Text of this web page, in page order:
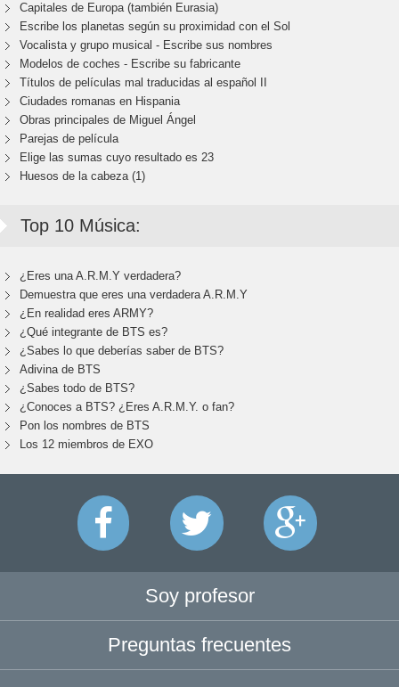
Capitales de Europa (también Eurasia)
Escribe los planetas según su proximidad con el Sol
Vocalista y grupo musical - Escribe sus nombres
Modelos de coches - Escribe su fabricante
Títulos de películas mal traducidas al español II
Ciudades romanas en Hispania
Obras principales de Miguel Ángel
Parejas de película
Elige las sumas cuyo resultado es 23
Huesos de la cabeza (1)
Top 10 Música:
¿Eres una A.R.M.Y verdadera?
Demuestra que eres una verdadera A.R.M.Y
¿En realidad eres ARMY?
¿Qué integrante de BTS es?
¿Sabes lo que deberías saber de BTS?
Adivina de BTS
¿Sabes todo de BTS?
¿Conoces a BTS? ¿Eres A.R.M.Y. o fan?
Pon los nombres de BTS
Los 12 miembros de EXO
Soy profesor
Preguntas frecuentes